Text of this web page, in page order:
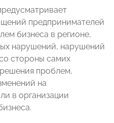
предпринимателей
бизнеса в регионе,
нарушений, нарушений
стороны самих
проблем,
на
в организации